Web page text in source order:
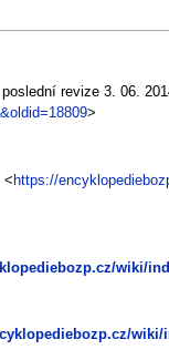
revize 3. 06.
>
< https://
wiki/
wiki/